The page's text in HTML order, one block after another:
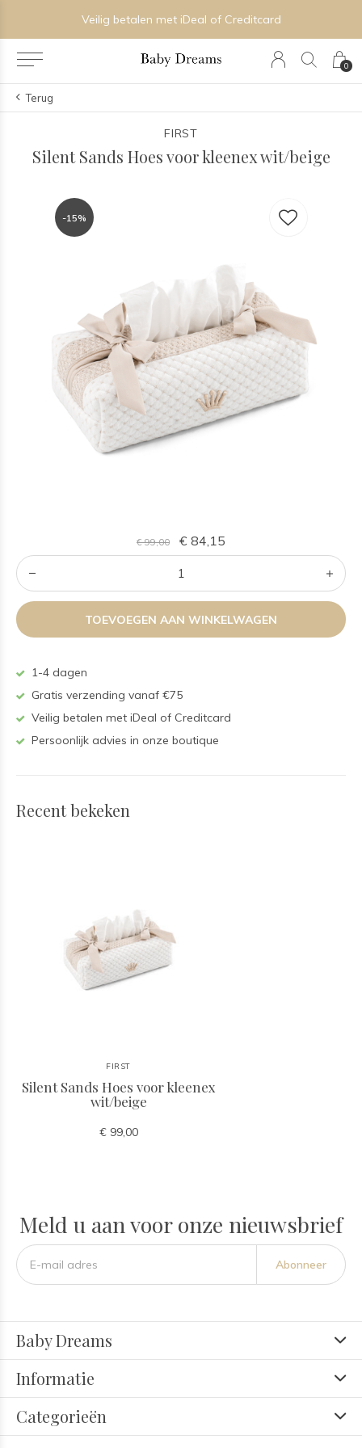
0
Veilig betalen met iDeal of Creditcard
Terug
FIRST
Silent Sands Hoes voor kleenex wit/beige
-15%
€ 99,00 € 84,15
TOEVOEGEN AAN WINKELWAGEN
1-4 dagen
Gratis verzending vanaf €75
Veilig betalen met iDeal of Creditcard
Persoonlijk advies in onze boutique
Recent bekeken
FIRST
Silent Sands Hoes voor kleenex
wit/beige
€ 99,00
Meld u aan voor onze nieuwsbrief
Abonneer
Baby Dreams
Informatie
Categorieën